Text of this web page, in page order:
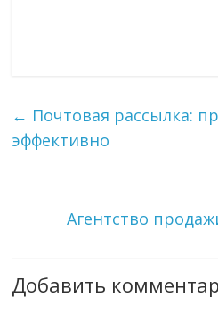
← Почтовая рассылка:
эффективно
Агентство
Добавить